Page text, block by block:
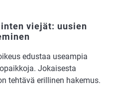
viejät: uusien
edustaa useampia
Jokaisesta
tehtävä erillinen hakemus.